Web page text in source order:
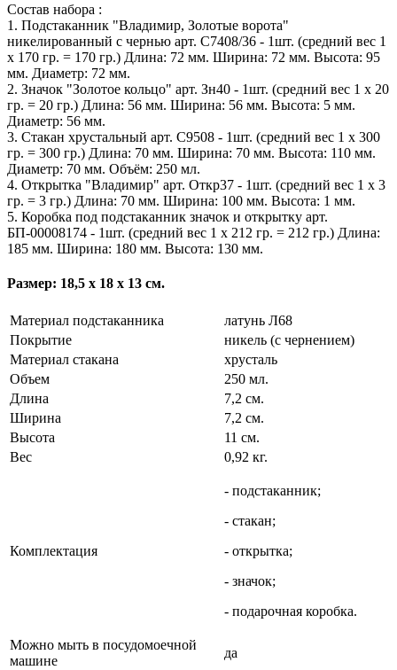
Состав набора :
1. Подстаканник "Владимир, Золотые ворота"
никелированный с чернью арт. С7408/36 - 1шт. (средний вес 1
х 170 гр. = 170 гр.) Длина: 72 мм. Ширина: 72 мм. Высота: 95
мм. Диаметр: 72 мм.
2. Значок "Золотое кольцо" арт. Зн40 - 1шт. (средний вес 1 х 20
гр. = 20 гр.) Длина: 56 мм. Ширина: 56 мм. Высота: 5 мм.
Диаметр: 56 мм.
3. Стакан хрустальный арт. С9508 - 1шт. (средний вес 1 х 300
гр. = 300 гр.) Длина: 70 мм. Ширина: 70 мм. Высота: 110 мм.
Диаметр: 70 мм. Объём: 250 мл.
4. Открытка "Владимир" арт. Откр37 - 1шт. (средний вес 1 х 3
гр. = 3 гр.) Длина: 70 мм. Ширина: 100 мм. Высота: 1 мм.
5. Коробка под подстаканник значок и открытку арт.
БП-00008174 - 1шт. (средний вес 1 х 212 гр. = 212 гр.) Длина:
185 мм. Ширина: 180 мм. Высота: 130 мм.
Размер: 18,5 х 18 х 13 см.
Материал подстаканника
латунь Л68
Покрытие
никель (с чернением)
Материал стакана
хрусталь
Объем
250 мл.
Длина
7,2 см.
Ширина
7,2 см.
Высота
11 см.
Вес
0,92 кг.
Комплектация
- подстаканник;
- стакан;
- открытка;
- значок;
- подарочная коробка.
Можно мыть в посудомоечной
машине
да